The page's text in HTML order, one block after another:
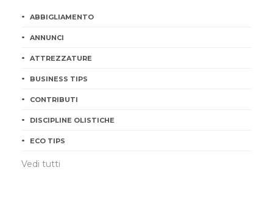
ABBIGLIAMENTO
ANNUNCI
ATTREZZATURE
BUSINESS TIPS
CONTRIBUTI
DISCIPLINE OLISTICHE
ECO TIPS